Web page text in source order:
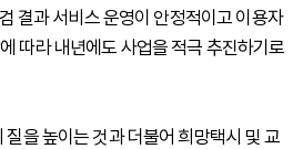
결과 서비스 운영이 안정적이고 이용자
따라 내년에도 사업을 적극 추진하기로
을 높이는 것과 더불어 희망택시 및 교